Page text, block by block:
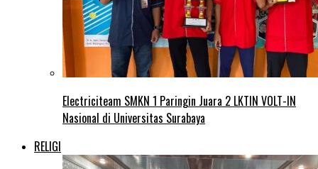
Electriciteam SMKN 1 Paringin Juara 2 LKTIN VOLT-IN
Nasional di Universitas Surabaya
RELIGI